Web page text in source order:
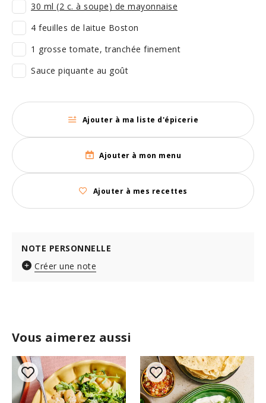
Vous aimerez aussi
30 ml (2 c. à soupe) de mayonnaise
4 feuilles de laitue Boston
1 grosse tomate, tranchée finement
Sauce piquante au goût
Ajouter à ma liste d'épicerie
Ajouter à mon menu
Ajouter à mes recettes
NOTE PERSONNELLE
Créer une note